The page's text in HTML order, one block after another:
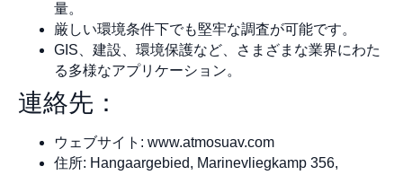
量。
厳しい環境条件下でも堅牢な調査が可能です。
GIS、建設、環境保護など、さまざまな業界にわた
る多様なアプリケーション。
連絡先：
ウェブサイト: www.atmosuav.com
住所: Hangaargebied, Marinevliegkamp 356,